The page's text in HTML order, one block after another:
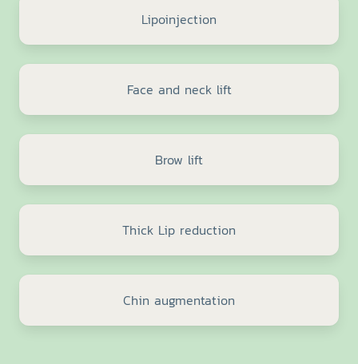
Lipoinjection
Face and neck lift
Brow lift
Thick Lip reduction
Chin augmentation